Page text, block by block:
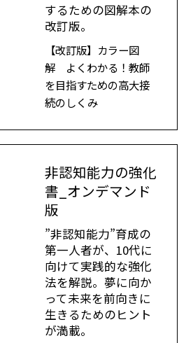
するための図解本の
改訂版。
【改訂版】カラー図
解 よくわかる！教師
を目指すための高大接
続のしくみ
非認知能力の強化
書_オンデマンド
版
”非認知能力”育成の
第一人者が、10代に
向けて実践的な強化
法を解説。夢に向か
って未来を前向きに
生きるためのヒント
が満載。